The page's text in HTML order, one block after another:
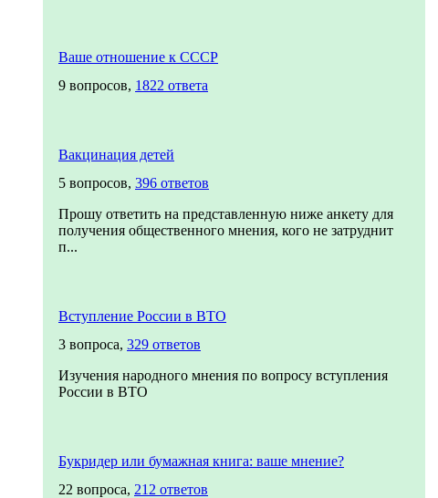
Ваше отношение к СССР
9 вопросов, 1822 ответа
Вакцинация детей
5 вопросов, 396 ответов
Прошу ответить на представленную ниже анкету для
получения общественного мнения, кого не затруднит
п...
Вступление России в ВТО
3 вопроса, 329 ответов
Изучения народного мнения по вопросу вступления
России в ВТО
Букридер или бумажная книга: ваше мнение?
22 вопроса, 212 ответов